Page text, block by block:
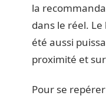
la
dans le réel. Le
été aussi
proximité et
Pour se